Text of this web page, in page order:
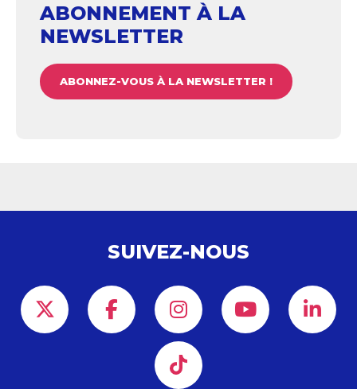
ABONNEMENT À LA
NEWSLETTER
ABONNEZ-VOUS À LA NEWSLETTER !
SUIVEZ-NOUS